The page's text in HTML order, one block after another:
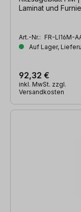
Laminat und
Art.-Nr.: FR-LI16M-
Auf Lager,
92,32 €
inkl. MwSt. zzgl.
Versandkosten